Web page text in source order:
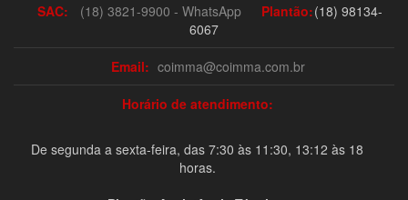
SAC: (18) 3821-9900 - WhatsApp Plantão:(18) 98134-
6067
Email: coimma@coimma.com.br
Horário de atendimento:
De segunda a sexta-feira, das 7:30 às 11:30, 13:12 às 18
horas.